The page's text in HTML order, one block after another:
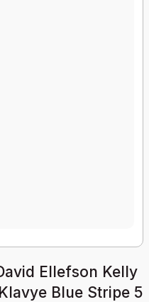
Ellefson Kelly
Blue Stripe 5